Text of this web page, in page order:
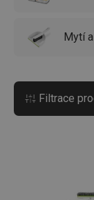
Mytí
Filtrace